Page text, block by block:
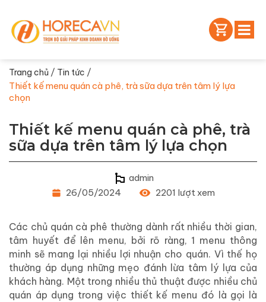
Trang chủ / Tin tức /
Thiết kế menu quán cà phê, trà sữa dựa trên tâm lý lựa
chọn
Thiết kế menu quán cà phê, trà
sữa dựa trên tâm lý lựa chọn
admin
26/05/2024
2201 lượt xem
Các chủ quán cà phê thường dành rất nhiều thời gian,
tâm huyết để lên menu, bởi rõ ràng, 1 menu thông
minh sẽ mang lại nhiều lợi nhuận cho quán. Vì thế họ
thường áp dụng những mẹo đánh lừa tâm lý lựa của
khách hàng. Một trong nhiều thủ thuật được nhiều chủ
quán áp dụng trong việc thiết kế menu đó là gọi là